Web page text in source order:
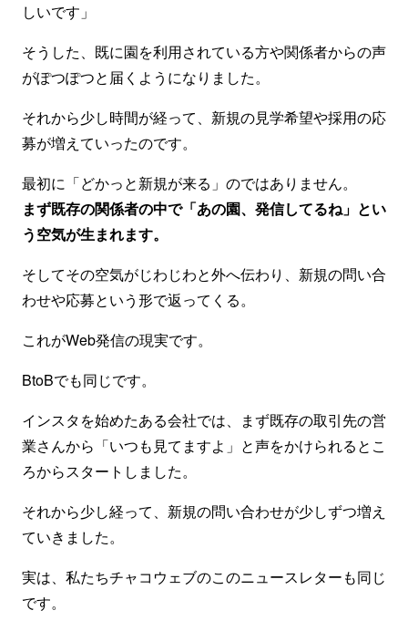
しいです」
そうした、既に園を利用されている方や関係者からの声
がぽつぽつと届くようになりました。
それから少し時間が経って、新規の見学希望や採用の応
募が増えていったのです。
最初に「どかっと新規が来る」のではありません。
まず既存の関係者の中で「あの園、発信してるね」とい
う空気が生まれます。
そしてその空気がじわじわと外へ伝わり、新規の問い合
わせや応募という形で返ってくる。
これがWeb発信の現実です。
BtoBでも同じです。
インスタを始めたある会社では、まず既存の取引先の営
業さんから「いつも見てますよ」と声をかけられるとこ
ろからスタートしました。
それから少し経って、新規の問い合わせが少しずつ増え
ていきました。
実は、私たちチャコウェブのこのニュースレターも同じ
です。